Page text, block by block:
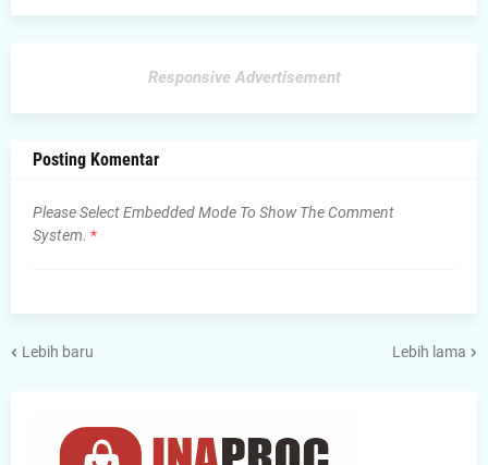
Responsive Advertisement
Posting Komentar
Please Select Embedded Mode To Show The Comment
System. *
Lebih baru Lebih lama